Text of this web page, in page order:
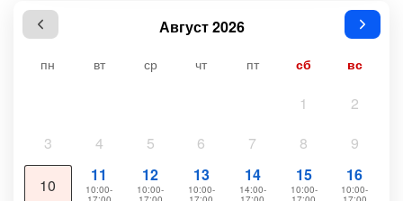
Август 2026
пн вт ср чт пт сб вс
1
2
3
4 5 6 7 8 9
10
11
10:00-
12
10:00-
13
10:00-
14
14:00-
15
10:00-
16
10:00-